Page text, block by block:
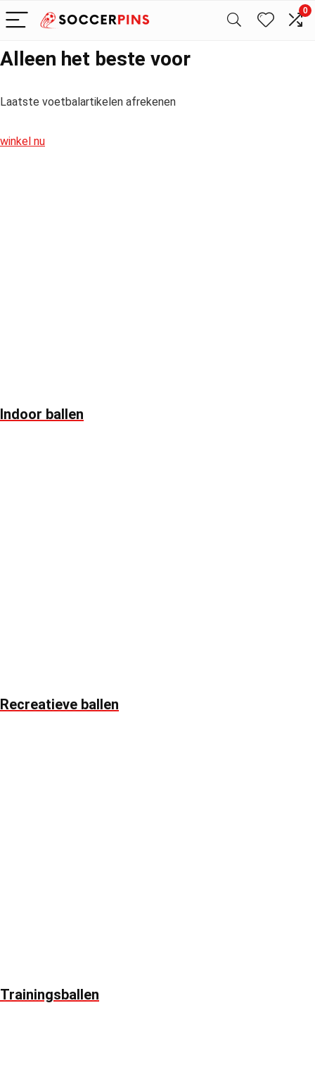
0
Alleen het beste voor
Laatste voetbalartikelen afrekenen
winkel nu
Indoor ballen
Recreatieve ballen
Trainingsballen